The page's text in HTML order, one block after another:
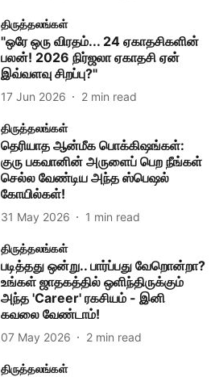
திருத்தலங்கள்
"ஒரே ஒரு விரதம்... 24 ஏகாதசிகளின்
பலன்! 2026 நிர்ஜலா ஏகாதசி ஏன்
இவ்வளவு சிறப்பு?"
17 Jun 2026 2 min read
திருத்தலங்கள்
தெரியாத ஆன்மீக பொக்கிஷங்கள்:
குரு பகவானின் அருளைப் பெற நீங்கள்
செல்ல வேண்டிய அந்த ஸ்பெஷல்
கோயில்கள்!
31 May 2026 1 min read
திருத்தலங்கள்
படித்தது ஒன்று.. பார்ப்பது வேறொன்றா?
உங்கள் ஜாதகத்தில் ஒளிந்திருக்கும்
அந்த 'Career' ரகசியம் - இனி
கவலை வேண்டாம்!
07 May 2026 2 min read
திருத்தலங்கள்